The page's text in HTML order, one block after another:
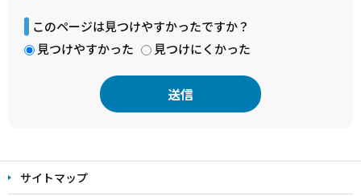
このページは見つけやすかったですか？
見つけやすかった
見つけにくかった
文
こ サイトマップ